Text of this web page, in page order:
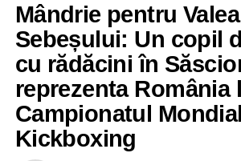
Mândrie pentru Valea
Sebeșului: Un copil
cu rădăcini în
reprezenta România
Campionatul
Kickboxing